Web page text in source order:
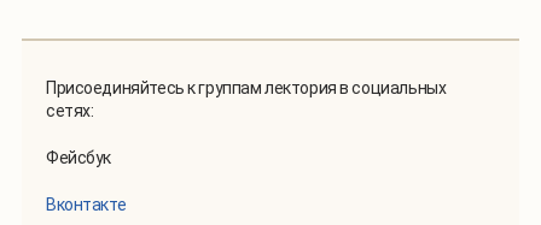
Присоединяйтесь к группам лектория в социальных
сетях:
Фейсбук
Вконтакте